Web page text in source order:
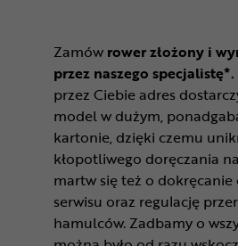
Zamów rower złożony i
przez naszego specjalistę*.
przez Ciebie adres
model w dużym,
kartonie, dzięki czemu
kłopotliwego doręczania
martw się też o dokręcanie
serwisu oraz regulację
hamulców. Zadbamy o